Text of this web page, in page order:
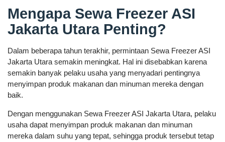
Mengapa Sewa Freezer ASI
Jakarta Utara Penting?
Dalam beberapa tahun terakhir, permintaan Sewa Freezer ASI
Jakarta Utara semakin meningkat. Hal ini disebabkan karena
semakin banyak pelaku usaha yang menyadari pentingnya
menyimpan produk makanan dan minuman mereka dengan
baik.
Dengan menggunakan Sewa Freezer ASI Jakarta Utara, pelaku
usaha dapat menyimpan produk makanan dan minuman
mereka dalam suhu yang tepat, sehingga produk tersebut tetap